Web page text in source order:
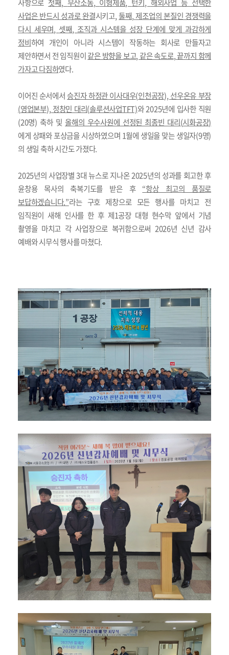
사항으로 첫째, 무산소동, 이형제품, 턴키, 해외사업 등 선택한
사업은 반드시 성과로 완결시키고, 둘째, 제조업의 본질인 경쟁력을
다시 세우며, 셋째,조직과 시스템을 성장 단계에 맞게 과감하게
정비하여 개인이 아니라 시스템이 작동하는 회사로 만들자고
제안하면서 전 임직원이같은 방향을 보고, 같은 속도로,끝까지 함께
가자고 다짐하였다.
이어진 순서에서승진자 하정관 이사대우(인천공장), 선우온유 부장
(영업본부), 정창민 대리(솔루션사업TFT)와2025년에 입사한 직원
(20명)축하 및올해의 우수사원에 선정된 최종빈 대리(시화공장)
에게 상패와 포상금을 시상하였으며 1월에 생일을 맞는 생일자(9명)
의 생일 축하 시간도 가졌다.
2025년의 사업장별3대 뉴스로 지나온2025년의 성과를 회고한 후
윤창용 목사의 축복기도를 받은 후 “항상 최고의 품질로
보답하겠습니다.”라는 구호 제창으로 모든 행사를 마치고 전
임직원이 새해 인사를 한 후 제1공장 대형 현수막 앞에서 기념
촬영을 마치고 각 사업장으로 복귀함으로써 2026년 신년 감사
예배와 시무식 행사를 마쳤다.